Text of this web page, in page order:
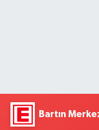
Bartın